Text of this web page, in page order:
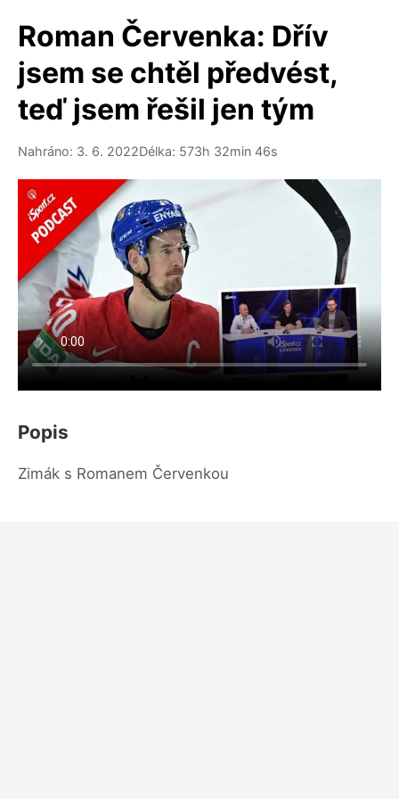
Roman Červenka: Dřív
jsem se chtěl předvést,
teď jsem řešil jen tým
Nahráno: 3. 6. 2022Délka: 573h 32min 46s
Popis
Zimák s Romanem Červenkou